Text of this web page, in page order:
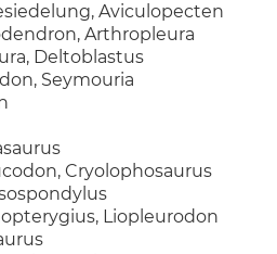
Aviculopecten
Arthropleura
Deltoblastus
Seymouria
Cryolophosaurus
Liopleurodon